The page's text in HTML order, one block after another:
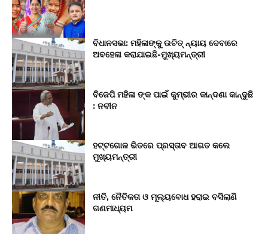
ବିଧାନସଭା: ମହିଳାଙ୍କୁ ଉଚିତ୍ ନ୍ୟାୟ ଦେବାରେ
ଅବହେଳା କରାଯାଇଛି-ମୁଖ୍ୟମନ୍ତ୍ରୀ
ବିଜେପି ମହିଳା ଙ୍କ ପାଇଁ କୁମ୍ଭୀର କାନ୍ଦଣା କାନ୍ଦୁଛି
: ନବୀନ
ହଟ୍ଟଗୋଳ ଭିତରେ ପ୍ରସ୍ତାବ ଆଗତ କଲେ
ମୁଖ୍ୟମନ୍ତ୍ରୀ
ନୀତି, ନୈତିକତା ଓ ମୂଲ୍ୟବୋଧ ହରାଇ ବସିଲାଣି
ଗଣମାଧ୍ୟମ